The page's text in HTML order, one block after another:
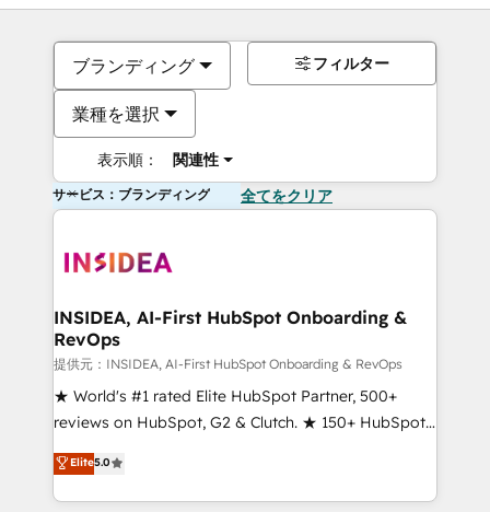
ブランディング
業種を選択
表示順： 関連性
フィルター
サービス：ブランディング 全てをクリア
INSIDEA, AI-First HubSpot Onboarding &
RevOps
提供元：INSIDEA, AI-First HubSpot Onboarding & RevOps
★ World's #1 rated Elite HubSpot Partner, 500+
reviews on HubSpot, G2 & Clutch. ★ 150+ HubSpot
Certified Experts & Trainers across the team ★
1,500+ implementations across five continents ★ AI-
First, RevOps-led, Onboarding obsessed ★
Elite5.0